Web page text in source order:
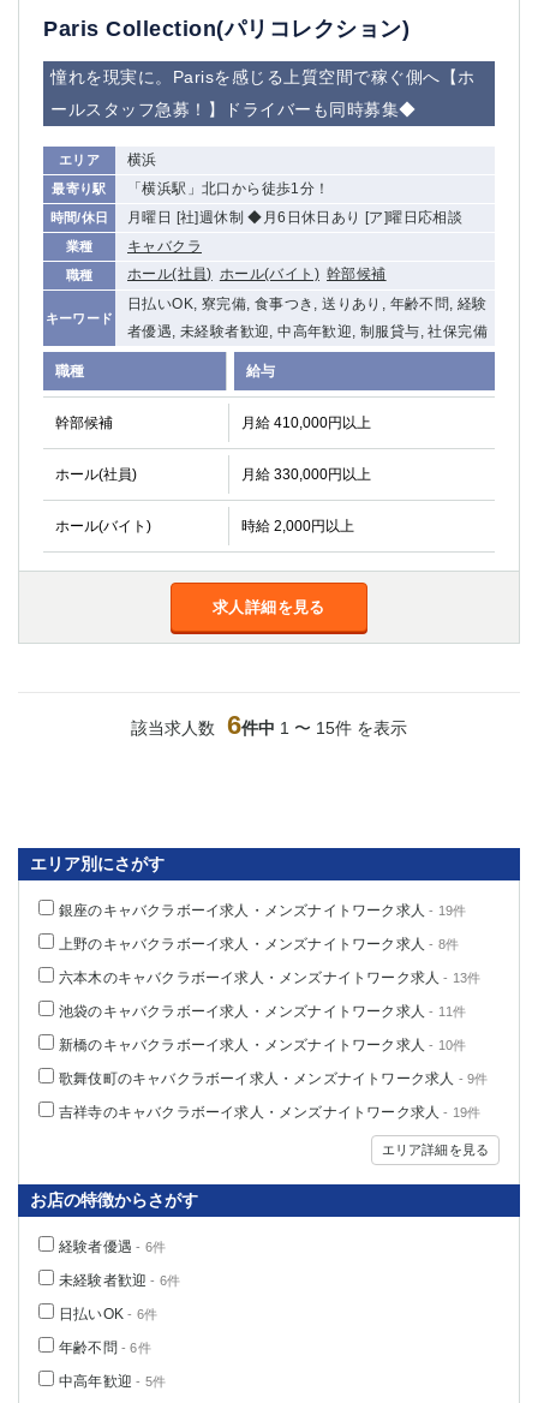
Paris Collection(パリコレクション)
憧れを現実に。Parisを感じる上質空間で稼ぐ側へ【ホ
ールスタッフ急募！】ドライバーも同時募集◆
エリア 横浜
最寄り駅 「横浜駅」北口から徒歩1分！
時間/休日 月曜日 [社]週休制 ◆月6日休日あり [ア]曜日応相談
業種 キャバクラ
職種 ホール(社員) ホール(バイト) 幹部候補
キーワード
日払いOK, 寮完備, 食事つき, 送りあり, 年齢不問, 経験
者優遇, 未経験者歓迎, 中高年歓迎, 制服貸与, 社保完備
職種 給与
幹部候補 月給 410,000円以上
ホール(社員) 月給 330,000円以上
ホール(バイト) 時給 2,000円以上
求人詳細を見る
該当求人数 6件中 1 〜 15件 を表示
エリア別にさがす
銀座のキャバクラボーイ求人・メンズナイトワーク求人 - 19件
上野のキャバクラボーイ求人・メンズナイトワーク求人 - 8件
六本木のキャバクラボーイ求人・メンズナイトワーク求人 - 13件
池袋のキャバクラボーイ求人・メンズナイトワーク求人 - 11件
新橋のキャバクラボーイ求人・メンズナイトワーク求人 - 10件
歌舞伎町のキャバクラボーイ求人・メンズナイトワーク求人 - 9件
吉祥寺のキャバクラボーイ求人・メンズナイトワーク求人 - 19件
エリア詳細を見る
お店の特徴からさがす
経験者優遇 - 6件
未経験者歓迎 - 6件
日払いOK - 6件
年齢不問 - 6件
中高年歓迎 - 5件